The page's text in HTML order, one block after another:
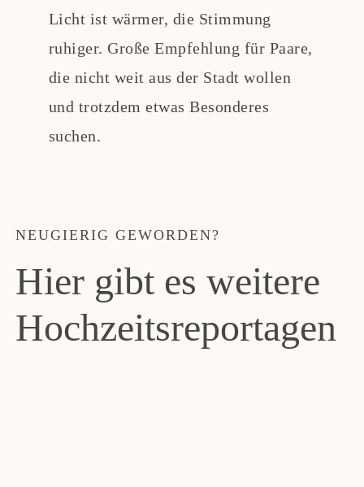
Licht ist wärmer, die Stimmung
ruhiger. Große Empfehlung für Paare,
die nicht weit aus der Stadt wollen
und trotzdem etwas Besonderes
suchen.
NEUGIERIG GEWORDEN?
Hier gibt es weitere
Hochzeitsreportagen